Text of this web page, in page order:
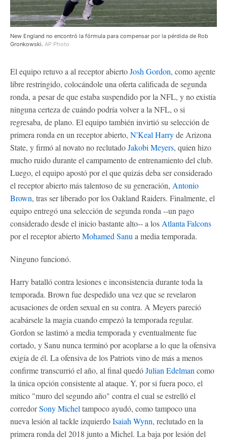
New England no encontró la fórmula para compensar por la pérdida de Rob
Gronkowski. AP Photo
El equipo retuvo a al receptor abiertoJosh Gordon, como agente
libre restringido, colocándole una oferta calificada de segunda
ronda, a pesar de que estaba suspendido por la NFL, y no existía
ninguna certeza de cuándo podría volver a la NFL, o si
regresaba, de plano. El equipo también invirtió su selección de
primera ronda en un receptor abierto, N'Keal Harryde Arizona
State, y firmó al novato no reclutadoJakobi Meyers, quien hizo
mucho ruido durante el campamento de entrenamiento del club.
Luego, el equipo apostó por el que quizás deba ser considerado
el receptor abierto más talentoso de su generación, Antonio
Brown, tras ser liberado por los Oakland Raiders. Finalmente, el
equipo entregó una selección de segunda ronda --un pago
considerado desde el inicio bastante alto-- a los Atlanta Falcons
por el receptor abiertoMohamed Sanu a media temporada.
Ninguno funcionó.
Harry batalló contra lesiones e inconsistencia durante toda la
temporada. Brown fue despedido una vez que se revelaron
acusaciones de orden sexual en su contra. A Meyers pareció
acabársele la magia cuando empezó la temporada regular.
Gordon se lastimó a media temporada y eventualmente fue
cortado, y Sanu nunca terminó por acoplarse a lo que la ofensiva
exigía de él. La ofensiva de los Patriots vino de más a menos
confirme transcurrió el año, al final quedóJulian Edelman como
la única opción consistente al ataque. Y, por si fuera poco, el
mítico "muro del segundo año" contra el cual se estrelló el
corredorSony Michel tampoco ayudó, como tampoco una
nueva lesión al tackle izquierdoIsaiah Wynn, reclutado en la
primera ronda del 2018 junto a Michel. La baja por lesión del